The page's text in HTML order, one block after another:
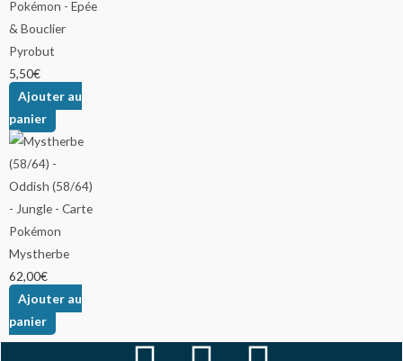
Pyrobut
5,50€
Ajouter au
panier
Mystherbe
62,00€
Ajouter au
panier